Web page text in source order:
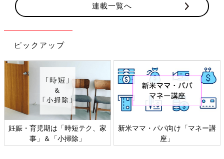
連載一覧へ
ピックアップ
妊娠・育児期は「時短テク、家
事」＆「小掃除」
新米ママ・パパ向け「マネー講
座」